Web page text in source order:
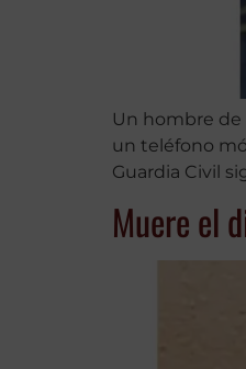
Un hombre de
un teléfono
Guardia Civil
Muere el